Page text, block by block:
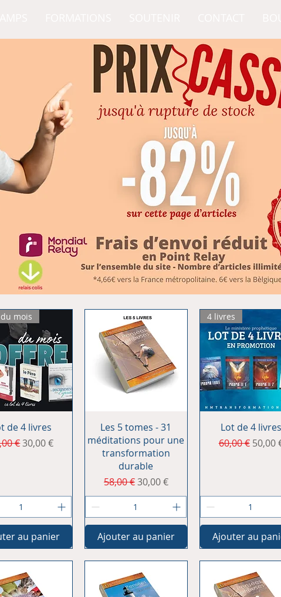
rapide
mois
de 4 livres
original
€Prix promotionnel
30,00 €
au panier
Aperçu rapide
Les 5 tomes - 31
méditations pour une
transformation
durable
Prix original
58,00 €Prix promotionnel
30,00 €
Ajouter au panier
Aperçu rapide
4 livres
Lot de 4 livres
Prix original
60,00 € Prix
50,00
Ajouter au